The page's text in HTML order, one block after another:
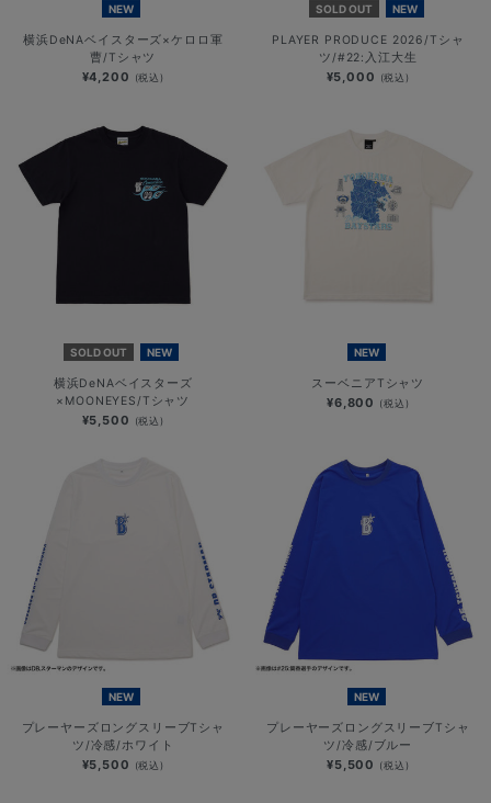
NEW
横浜DeNAベイスターズ×ケロロ軍
曹/Tシャツ
¥4,200 (税込)
SOLD OUT NEW
PLAYER PRODUCE 2026/Tシャ
ツ/#22:入江大生
¥5,000 (税込)
SOLD OUT NEW
横浜DeNAベイスターズ
×MOONEYES/Tシャツ
¥5,500 (税込)
NEW
スーベニアTシャツ
¥6,800 (税込)
NEW
プレーヤーズロングスリーブTシャ
ツ/冷感/ホワイト
¥5,500 (税込)
NEW
プレーヤーズロングスリーブTシャ
ツ/冷感/ブルー
¥5,500 (税込)